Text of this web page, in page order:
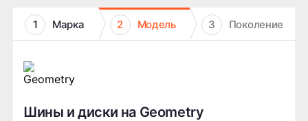
1 Марка 2 Модель 3 Поколение
Шины и диски на Geometry